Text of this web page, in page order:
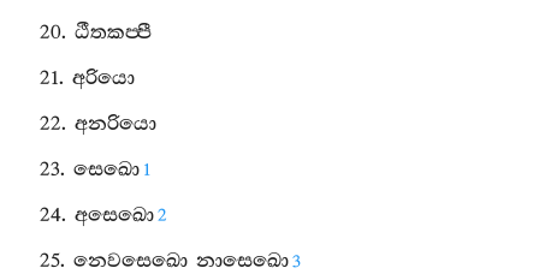
20. ඨීතකප‍්පී
21. අරියො
22. අනරියො
23. සෙඛො 1
24. අසෙඛො2
25. නෙවසෙඛො නාසෙඛො3